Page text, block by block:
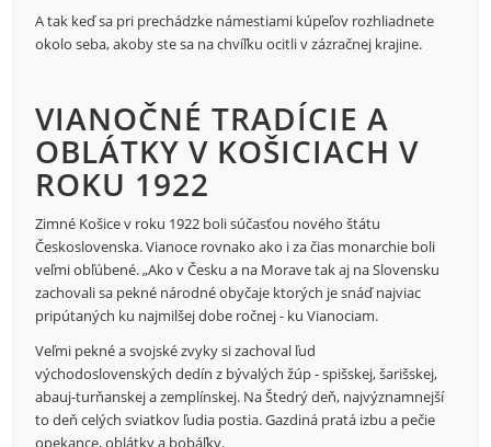
A tak keď sa pri prechádzke námestiami kúpeľov rozhliadnete
okolo seba, akoby ste sa na chvíľku ocitli v zázračnej krajine.
VIANOČNÉ TRADÍCIE A
OBLÁTKY V KOŠICIACH V
ROKU 1922
Zimné Košice v roku 1922 boli súčasťou nového štátu
Československa. Vianoce rovnako ako i za čias monarchie boli
veľmi obľúbené. „Ako v Česku a na Morave tak aj na Slovensku
zachovali sa pekné národné obyčaje ktorých je snáď najviac
pripútaných ku najmilšej dobe ročnej - ku Vianociam.
Veľmi pekné a svojské zvyky si zachoval ľud
východoslovenských dedín z bývalých žúp - spišskej, šarišskej,
abauj-turňanskej a zemplínskej. Na Štedrý deň, najvýznamnejší
to deň celých sviatkov ľudia postia. Gazdiná pratá izbu a pečie
opekance, oblátky a bobáľky.